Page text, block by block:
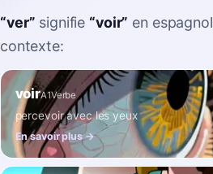
“ver” signifie “voir” en espagnol
contexte:
voirA1Verbe
percevoir avec les yeux
En savoir plus →